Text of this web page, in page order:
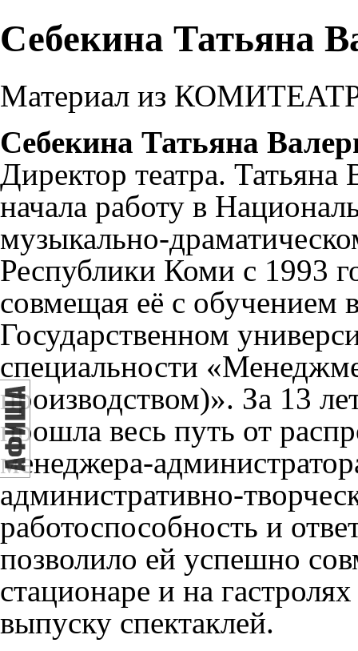
Себекина Татьяна
Материал из
Себекина Татьяна
Директор театра. Татьяна
начала работу в
музыкально-
Республики Коми с 1993
совмещая её с обучением
Государственном
специальности
производством)». За 13
прошла весь путь от
менеджера-
административно-
работоспособность и
позволило ей успешно
стационаре и на
выпуску спектаклей.